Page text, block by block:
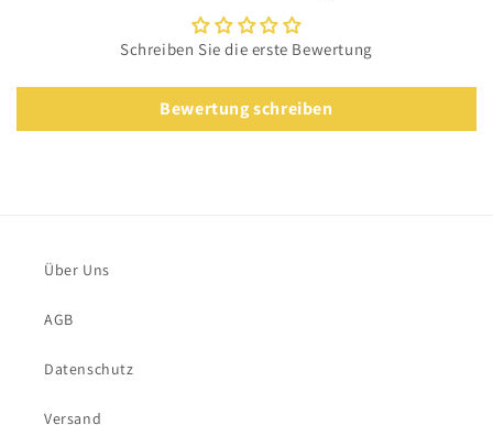
Schreiben Sie die erste Bewertung
Bewertung schreiben
Über Uns
AGB
Datenschutz
Versand